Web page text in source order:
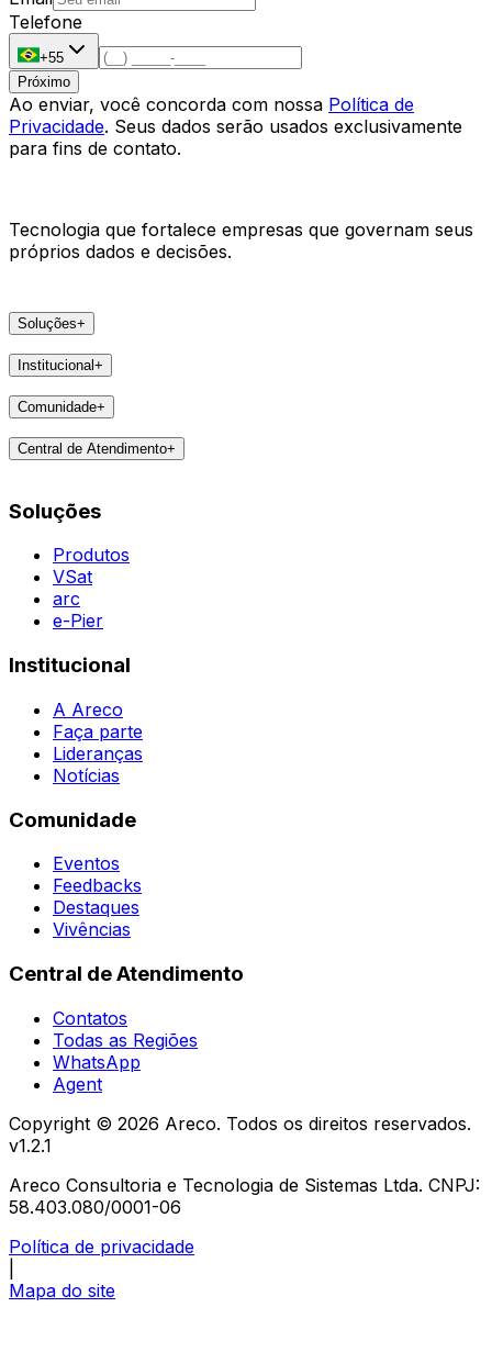
Telefone
+55
Próximo
Ao enviar, você concorda com nossa Política de
Privacidade. Seus dados serão usados exclusivamente
para fins de contato.
Tecnologia que fortalece empresas que governam seus
próprios dados e decisões.
Soluções+
Produtos
arc
Institucional+
A Areco
Lideranças
Comunidade+
Eventos
Vivências
Central de Atendimento+
Todas as Regiões
Agent
Soluções
Produtos
VSat
arc
e-Pier
Institucional
A Areco
Faça parte
Lideranças
Notícias
Comunidade
Eventos
Feedbacks
Destaques
Vivências
Central de Atendimento
Contatos
Todas as Regiões
WhatsApp
Agent
Copyright © 2026 Areco. Todos os direitos reservados.
v1.2.1
Areco Consultoria e Tecnologia de Sistemas Ltda. CNPJ:
58.403.080/0001-06
Política de privacidade
Mapa do site